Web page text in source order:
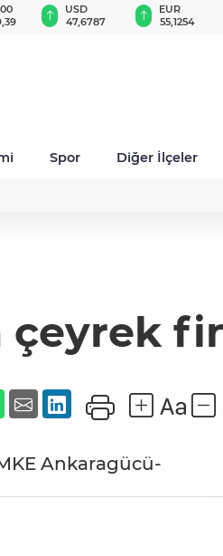
USD
47,6787
EUR
55,1254
Spor Diğer İlçeler
çeyrek
Ankaragücü-